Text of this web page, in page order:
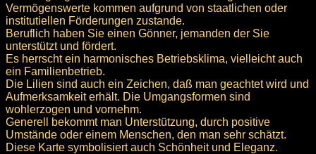
Vermögenswerte kommen aufgrund von staatlichen oder
institutiellen Förderungen zustande.
Beruflich haben Sie einen Gönner, jemanden der Sie
unterstützt und fördert.
Es herrscht ein harmonisches Betriebsklima, vielleicht auch
ein Familienbetrieb.
Die Lilien sind auch ein Zeichen, daß man geachtet wird und
Aufmerksamkeit erhält. Die Umgangsformen sind
wohlerzogen und vornehm.
Generell bekommt man Unterstützung, durch positive
Umstände oder einem Menschen, den man sehr schätzt.
Diese Karte symbolisiert auch Schönheit und Eleganz.